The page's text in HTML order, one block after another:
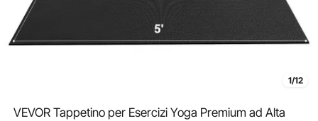
1/12
VEVOR Tappetino per Esercizi Yoga Premium ad Alta